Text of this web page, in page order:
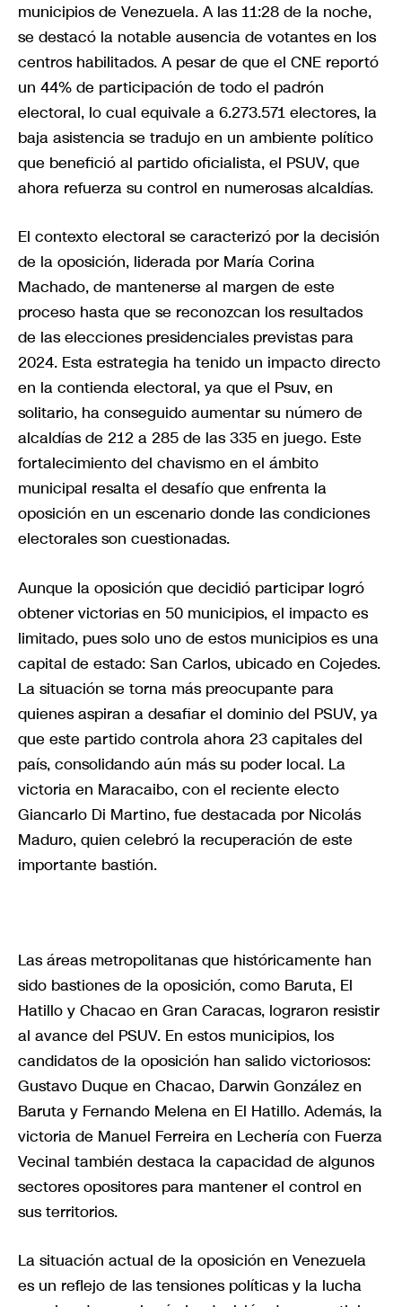
municipios de Venezuela. A las 11:28 de la noche,
se destacó la notable ausencia de votantes en los
centros habilitados. A pesar de que el CNE reportó
un 44% de participación de todo el padrón
electoral, lo cual equivale a 6.273.571 electores, la
baja asistencia se tradujo en un ambiente político
que benefició al partido oficialista, el PSUV, que
ahora refuerza su control en numerosas alcaldías.
El contexto electoral se caracterizó por la decisión
de la oposición, liderada por María Corina
Machado, de mantenerse al margen de este
proceso hasta que se reconozcan los resultados
de las elecciones presidenciales previstas para
2024. Esta estrategia ha tenido un impacto directo
en la contienda electoral, ya que el Psuv, en
solitario, ha conseguido aumentar su número de
alcaldías de 212 a 285 de las 335 en juego. Este
fortalecimiento del chavismo en el ámbito
municipal resalta el desafío que enfrenta la
oposición en un escenario donde las condiciones
electorales son cuestionadas.
Aunque la oposición que decidió participar logró
obtener victorias en 50 municipios, el impacto es
limitado, pues solo uno de estos municipios es una
capital de estado: San Carlos, ubicado en Cojedes.
La situación se torna más preocupante para
quienes aspiran a desafiar el dominio del PSUV, ya
que este partido controla ahora 23 capitales del
país, consolidando aún más su poder local. La
victoria en Maracaibo, con el reciente electo
Giancarlo Di Martino, fue destacada por Nicolás
Maduro, quien celebró la recuperación de este
importante bastión.
Las áreas metropolitanas que históricamente han
sido bastiones de la oposición, como Baruta, El
Hatillo y Chacao en Gran Caracas, lograron resistir
al avance del PSUV. En estos municipios, los
candidatos de la oposición han salido victoriosos:
Gustavo Duque en Chacao, Darwin González en
Baruta y Fernando Melena en El Hatillo. Además, la
victoria de Manuel Ferreira en Lechería con Fuerza
Vecinal también destaca la capacidad de algunos
sectores opositores para mantener el control en
sus territorios.
La situación actual de la oposición en Venezuela
es un reflejo de las tensiones políticas y la lucha